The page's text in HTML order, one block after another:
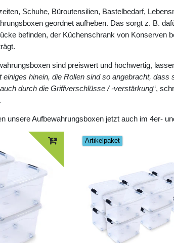
Schuhe, Büroutensilien, Bastelbedarf,
geordnet aufheben. Das sorgt z. B.
befinden, der Küchenschrank von Konserven
sind preiswert und hochwertig,
hinein, die Rollen sind so angebracht,
durch die Griffverschlüsse / -verstärkung“,
unsere Aufbewahrungsboxen jetzt auch im 4er-
Artikelpaket